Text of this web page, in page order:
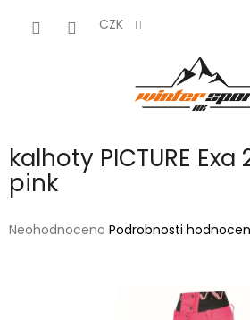
CZK
kalhoty PICTURE
pink
Průměrné
Neohodnoceno Podrobnosti